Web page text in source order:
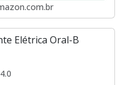
Elétrica Oral-B
4.0